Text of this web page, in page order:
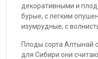
декоративными и
бурые, с легким
изумрудные, с
Плоды сорта Алтынай
для Сибири они